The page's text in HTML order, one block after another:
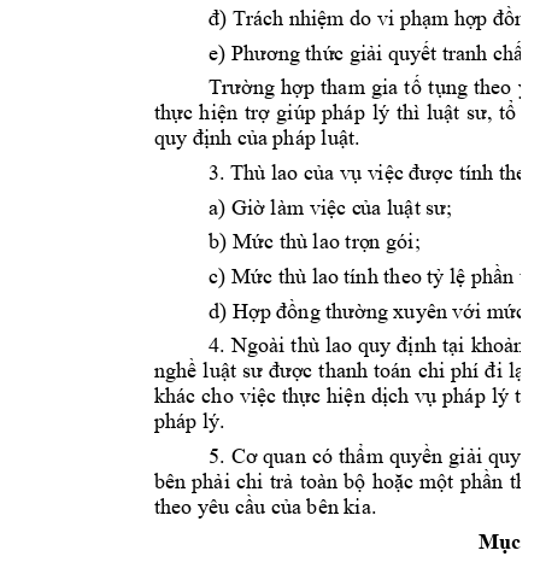
đ) Trách nhiệm do vi phạm hợp
e) Phương thức giải quyết tranh chấp
Trường hợp tham gia tố tụng theo
thực hiện trợ giúp pháp lý thì luật sư, tổ
quy định của pháp luật.
3. Thù lao của vụ việc được tính
a) Giờ làm việc của luật sư;
b) Mức thù lao trọn gói;
c) Mức thù lao tính theo tỷ lệ phần
d) Hợp đồng thường xuyên với mức
4. Ngoài thù lao quy định tại khoản
nghề luật sư được thanh toán chi phí đi lại,
khác cho việc thực hiện dịch vụ pháp lý
pháp lý.
5. Cơ quan có thẩm quyền giải
bên phải chi trả toàn bộ hoặc một phần
theo yêu cầu của bên kia.
Mục 2